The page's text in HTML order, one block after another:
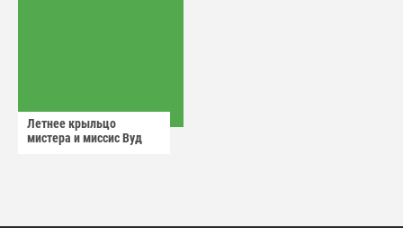
Летнее крыльцо
мистера и миссис Вуд